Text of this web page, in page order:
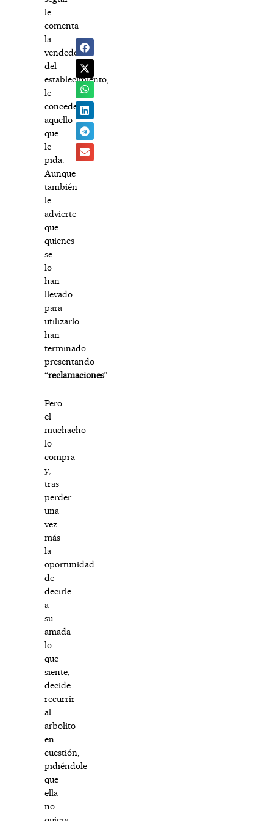
le
comenta
la
vendedora
del
establecimiento,
le
concederá
aquello
que
le
pida.
Aunque
también
le
advierte
que
quienes
se
lo
han
llevado
para
utilizarlo
han
terminado
presentando
“reclamaciones”.
Pero
el
muchacho
lo
compra
y,
tras
perder
una
vez
más
la
oportunidad
de
decirle
a
su
amada
lo
que
siente,
decide
recurrir
al
arbolito
en
cuestión,
pidiéndole
que
ella
no